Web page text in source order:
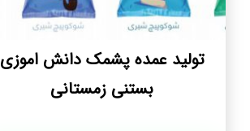
تولید عمده پشمک دانش اموزی
بستنی زمستانی